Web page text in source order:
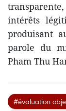
intérêts
produisant
parole du
Pham Thu
#évaluation